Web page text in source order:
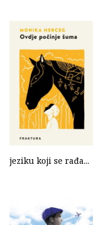
jeziku koji se rađa...